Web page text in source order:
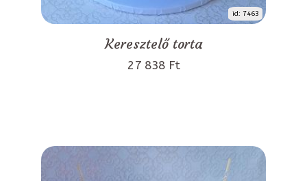
id: 7463
Keresztelő torta
27 838 Ft